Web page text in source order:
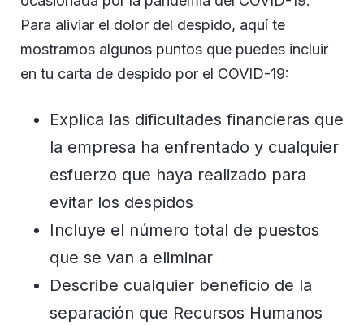
Para aliviar el dolor del despido, aquí te
mostramos algunos puntos que puedes incluir
en tu carta de despido por el COVID-19:
Explica las dificultades financieras que
la empresa ha enfrentado y cualquier
esfuerzo que haya realizado para
evitar los despidos
Incluye el número total de puestos
que se van a eliminar
Describe cualquier beneficio de la
separación que Recursos Humanos